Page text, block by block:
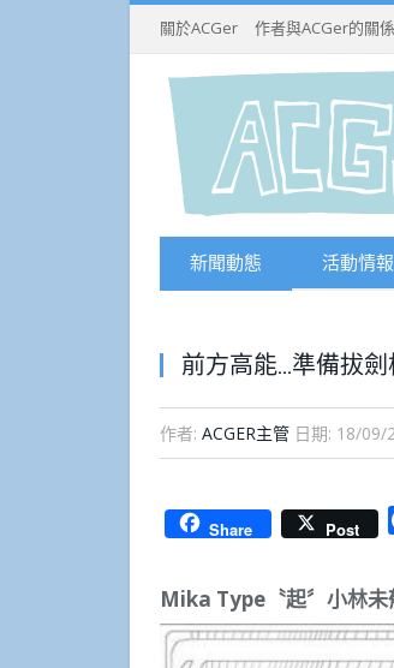
關於ACGer 作者與ACGer的關係
新聞動態 活動情報
前方高能…準備拔
作者: ACGER主管 日期: 18/09/
Share Post
Mika Type 〝起〞小林